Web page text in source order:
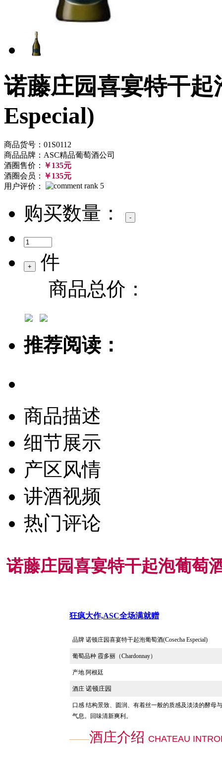
诺藤庄园喜宴特干起
Especial)
商品货号：01S0112
商品品牌：ASC精品葡萄酒公司
酒圈售价： ￥135元
酒圈会员： ￥135元
用户评价：
购买数量：
件
商品总价：
推荐阅读：
商品描述
细节展示
产区风情
讲酒视频
热门评论
诺藤庄园喜宴特干起泡葡萄
狂疯大作,ASC全场满就赠
品牌 诺顿庄园喜宴特干起泡葡萄酒(Cosecha Especial)
葡萄品种 霞多丽（Chardonnay）
产地 阿根廷
酒庄 诺顿庄园
口感 结构景致、圆润、有着丝一般的质感及淡淡的酵母
气息。回味清新爽利。
酒庄介绍 CHATEAU